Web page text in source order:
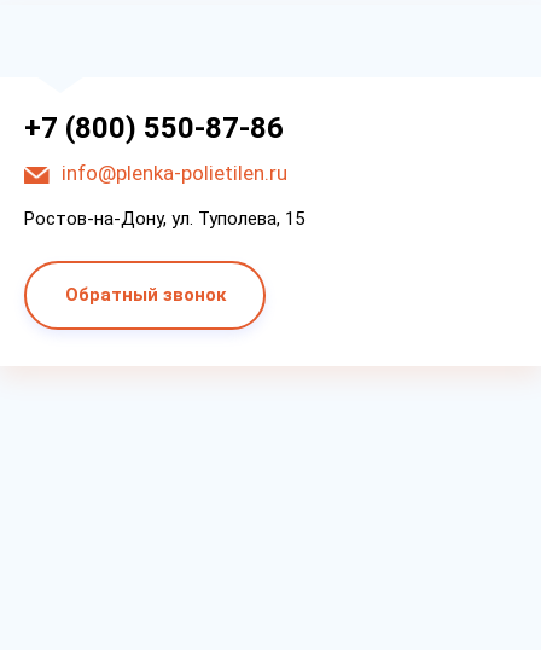
+7 (800) 550-87-86
info@plenka-polietilen.ru
Ростов-на-Дону, ул. Туполева, 15
Обратный звонок